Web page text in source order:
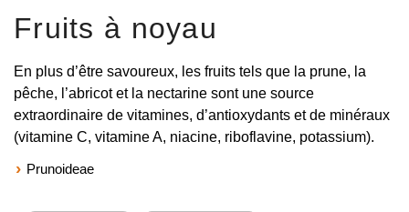
Fruits à noyau
En plus d’être savoureux, les fruits tels que la prune, la
pêche, l’abricot et la nectarine sont une source
extraordinaire de vitamines, d’antioxydants et de minéraux
(vitamine C, vitamine A, niacine, riboflavine, potassium).
Prunoideae